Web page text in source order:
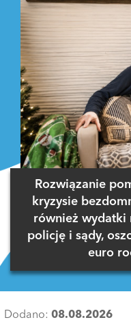
Rozwiązanie
kryzysie
również wydatki
policję i sądy,
euro
Dodano: 08.08.2026